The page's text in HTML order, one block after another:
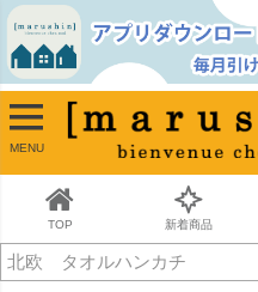
MENU
TOP 新着商品
並び順
新着順
古い順
価格が安い順
価格が高い順
キーワードヒット順